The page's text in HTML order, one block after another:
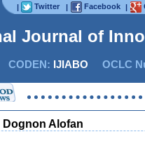
| Twitter | Facebook |
Journal of
IJIABO OCLC
Alofan